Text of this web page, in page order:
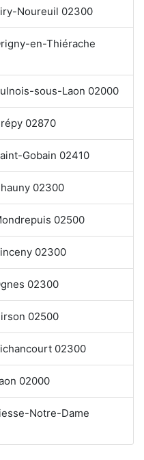
Noureuil 02300
en-Thiérache
sous-Laon 02000
02870
Gobain 02410
02300
02500
02300
02300
02500
02300
02000
Notre-Dame